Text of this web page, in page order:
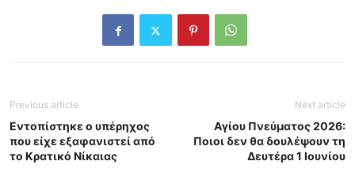
Previous article
Εντοπίστηκε ο υπέρηχος
που είχε εξαφανιστεί από
το Κρατικό Νίκαιας
Next article
Αγίου Πνεύματος 2026:
Ποιοι δεν θα δουλέψουν τη
Δευτέρα 1 Ιουνίου